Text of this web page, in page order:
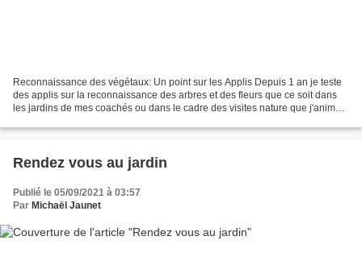
Reconnaissance des végétaux: Un point sur les Applis Depuis 1 an je teste
des applis sur la reconnaissance des arbres et des fleurs que ce soit dans
les jardins de mes coachés ou dans le cadre des visites nature que j'anime
Rendez vous au jardin
Publié le 05/09/2021 à 03:57
Par Michaël Jaunet